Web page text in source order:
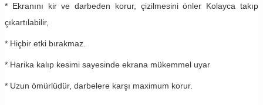
* Ekranını kir ve darbeden korur, çizilmesini önler Kolayca takıp
çıkartılabilir,
* Hiçbir etki bırakmaz.
* Harika kalıp kesimi sayesinde ekrana mükemmel uyar
* Uzun ömürlüdür, darbelere karşı maximum korur.